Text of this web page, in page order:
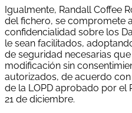
Igualmente, Randall Coffee
del fichero, se compromete
confidencialidad sobre los
le sean facilitados,
de seguridad necesarias
modificación sin
autorizados, de acuerdo
de la LOPD aprobado por el
21 de diciembre.